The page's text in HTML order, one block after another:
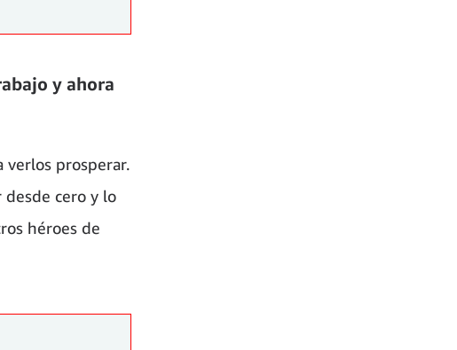
y ahora
verlos prosperar.
desde cero y lo
héroes de